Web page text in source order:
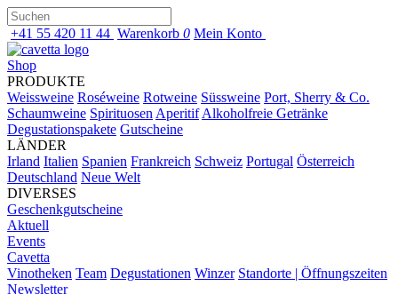
+41 55 420 11 44 Warenkorb 0 Mein Konto
Shop
PRODUKTE
Weissweine Roséweine Rotweine Süssweine Port, Sherry & Co.
Schaumweine Spirituosen Aperitif Alkoholfreie Getränke
Degustationspakete Gutscheine
LÄNDER
Irland Italien Spanien Frankreich Schweiz Portugal Österreich
Deutschland Neue Welt
DIVERSES
Geschenkgutscheine
Aktuell
Events
Cavetta
Vinotheken Team Degustationen Winzer Standorte | Öffnungszeiten
Newsletter